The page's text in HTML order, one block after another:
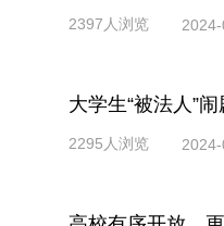
2397人浏览
大学生“被法人”
2295人浏览